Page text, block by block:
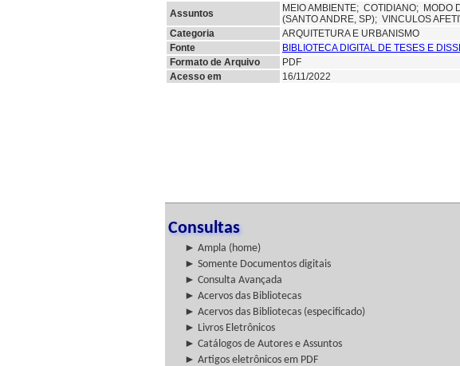
Assuntos
MEIO AMBIENTE; COTIDIANO; MODO
(SANTO ANDRE, SP); VINCULOS
Categoria
ARQUITETURA E URBANISMO
Fonte
BIBLIOTECA DIGITAL DE TESES E
Formato de Arquivo
PDF
Acesso em
16/11/2022
Consultas
► Ampla (home)
► Somente Documentos digitais
► Consulta Avançada
► Acervos das Bibliotecas
► Acervos das Bibliotecas (especificado)
► Livros Eletrônicos
► Catálogos de Autores e Assuntos
► Artigos eletrônicos em PDF